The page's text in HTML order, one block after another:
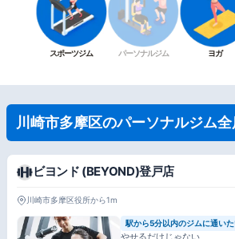
スポーツジム パーソナルジム ヨガ
川崎市多摩区のパーソナルジム
ビヨンド (BEYOND)登戸店
川崎市多摩区役所から1m
駅から5分以内のジムに通いた
やせるだけじゃない